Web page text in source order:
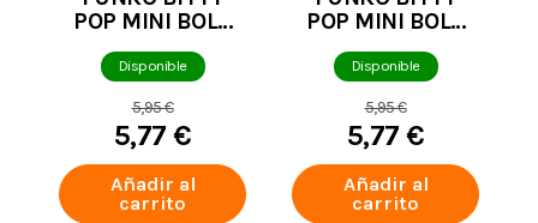
POP MINI BOLA
PIECE NAMI
Disponible
5,95 €
5,77 €
Añadir al
carrito
POP MINI BOLA
PIECE SANJI
Disponible
5,95 €
5,77 €
Añadir al
carrito